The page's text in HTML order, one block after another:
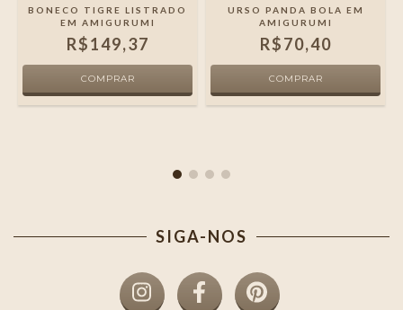
BONECO TIGRE LISTRADO
EM AMIGURUMI
R$149,37
URSO PANDA BOLA EM
AMIGURUMI
R$70,40
SIGA-NOS